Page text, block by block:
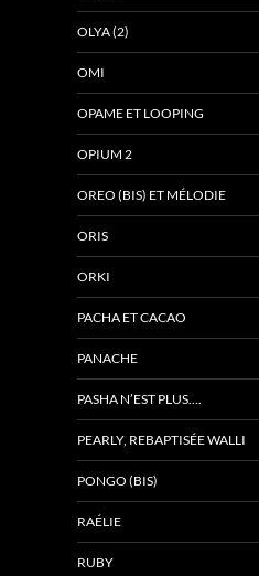
OLYA (2)
OMI
OPAME ET LOOPING
OPIUM 2
OREO (BIS) ET MÉLODIE
ORIS
ORKI
PACHA ET CACAO
PANACHE
PASHA N’EST PLUS….
PEARLY, REBAPTISÉE WALLI
PONGO (BIS)
RAÉLIE
RUBY